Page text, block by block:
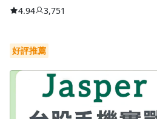
4.94
3,751
好評推薦